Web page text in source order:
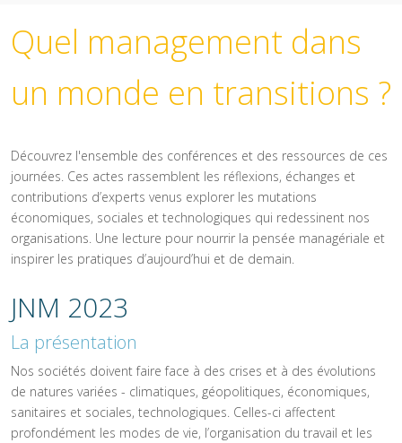
Quel management dans
un monde en transitions ?
Découvrez l'ensemble des conférences et des ressources de ces
journées. Ces actes rassemblent les réflexions, échanges et
contributions d’experts venus explorer les mutations
économiques, sociales et technologiques qui redessinent nos
organisations. Une lecture pour nourrir la pensée managériale et
inspirer les pratiques d’aujourd’hui et de demain.
JNM 2023
La présentation
Nos sociétés doivent faire face à des crises et à des évolutions
de natures variées - climatiques, géopolitiques, économiques,
sanitaires et sociales, technologiques. Celles-ci affectent
profondément les modes de vie, l’organisation du travail et les